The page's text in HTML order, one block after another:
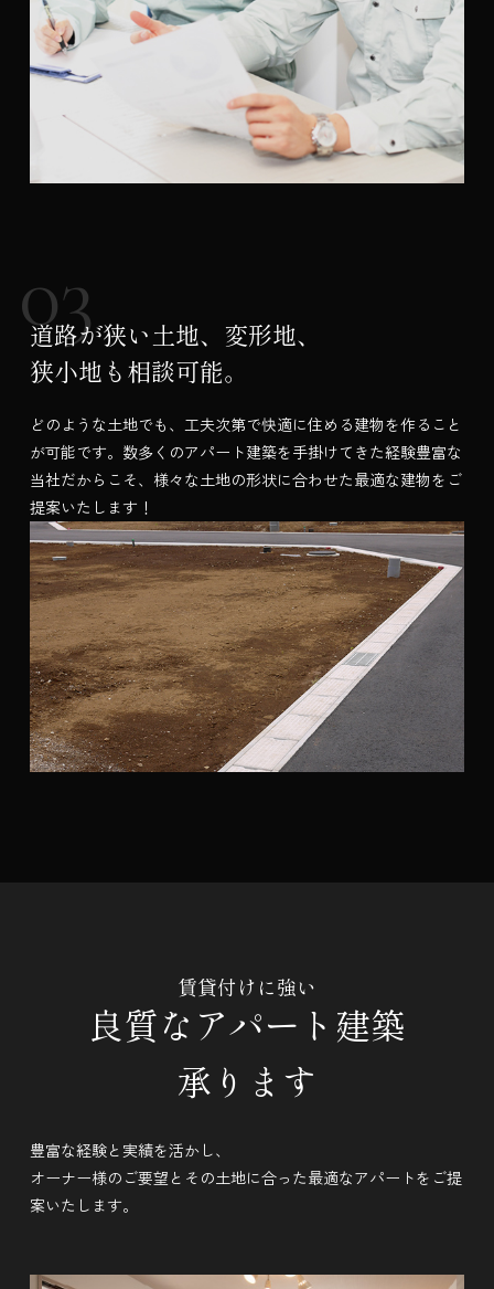
道路が狭い土地、変形地、
狭小地も相談可能。
どのような土地でも、工夫次第で快適に住める建物を作ること
が可能です。数多くのアパート建築を手掛けてきた経験豊富な
当社だからこそ、様々な土地の形状に合わせた最適な建物をご
提案いたします！
賃貸付けに強い
良質なアパート建築
承ります
豊富な経験と実績を活かし、
オーナー様のご要望とその土地に合った最適なアパートをご提
案いたします。